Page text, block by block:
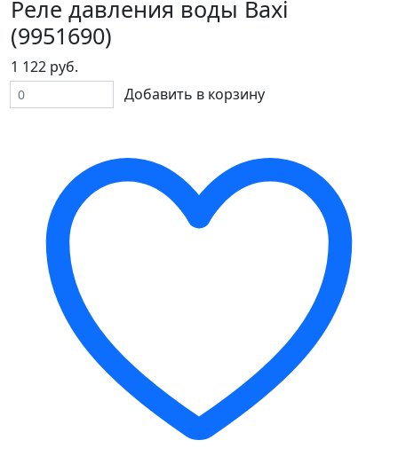
Реле давления воды Baxi
(9951690)
1 122 руб.
Добавить в корзину